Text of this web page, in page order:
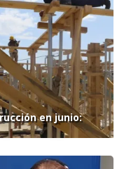
en junio: